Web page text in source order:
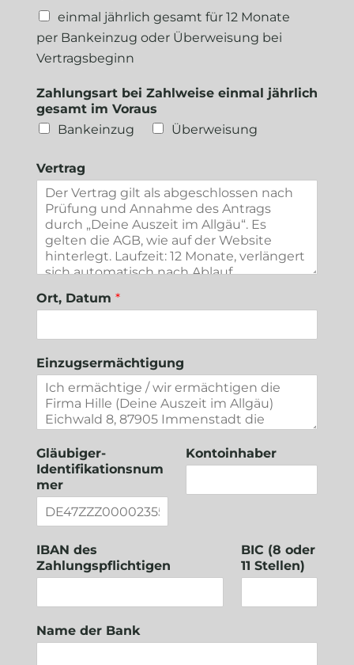
einmal jährlich gesamt für 12 Monate
per Bankeinzug oder Überweisung bei
Vertragsbeginn
Zahlungsart bei Zahlweise einmal jährlich
gesamt im Voraus
Bankeinzug
Überweisung
Vertrag
Ort, Datum *
Einzugsermächtigung
Gläubiger-
Identifikationsnum
mer
Kontoinhaber
IBAN des
Zahlungspflichtigen
BIC (8 oder
11 Stellen)
Name der Bank